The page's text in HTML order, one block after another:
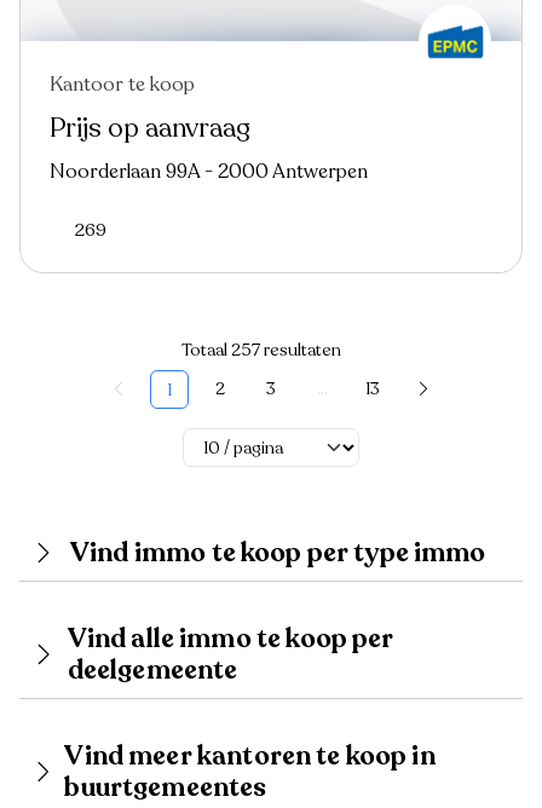
Kantoor te koop
Prijs op aanvraag
Noorderlaan 99A - 2000 Antwerpen
269
Totaal 257 resultaten
1
2 3 ... 13
Vind immo te koop per type immo
Vind alle immo te koop per
deelgemeente
Vind meer kantoren te koop in
buurtgemeentes